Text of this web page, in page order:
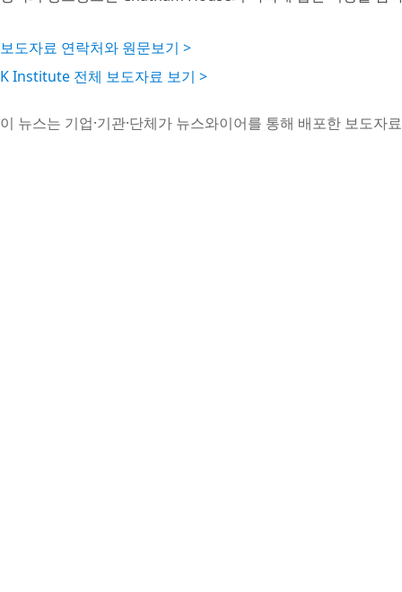
보도자료 연락처와 원문보기 >
K Institute 전체 보도자료 보기 >
이 뉴스는 기업·기관·단체가 뉴스와이어를 통해 배포한 보도자